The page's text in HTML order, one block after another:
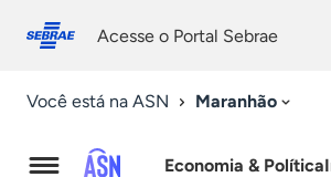
conosco
Acesse o Portal Sebrae
Você está na ASN Maranhão
Economia & Política